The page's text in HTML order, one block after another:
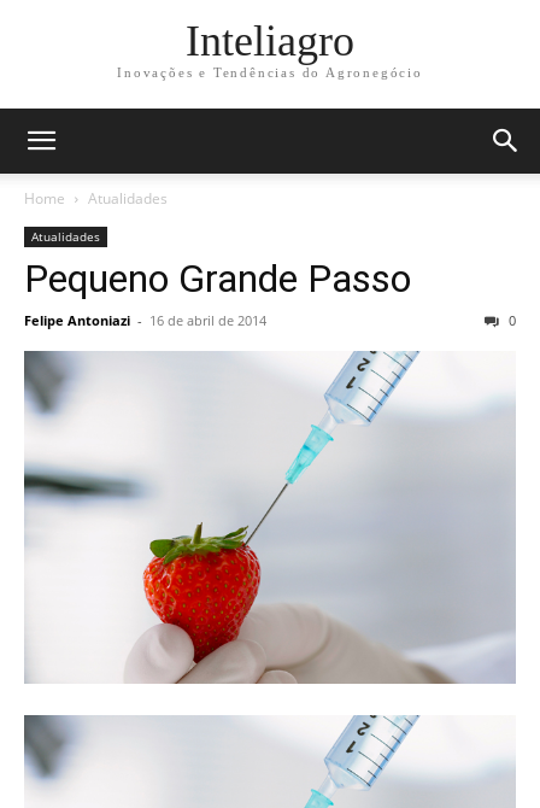
Inteliagro
Inovações e Tendências do Agronegócio
Home Atualidades
Atualidades
Pequeno Grande Passo
Felipe Antoniazi - 16 de abril de 2014 0